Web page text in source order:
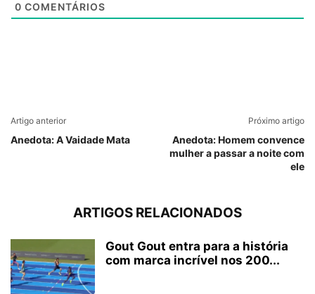
0 COMENTÁRIOS
Artigo anterior
Anedota: A Vaidade Mata
Próximo artigo
Anedota: Homem convence
mulher a passar a noite com
ele
ARTIGOS RELACIONADOS
Gout Gout entra para a história
com marca incrível nos 200...